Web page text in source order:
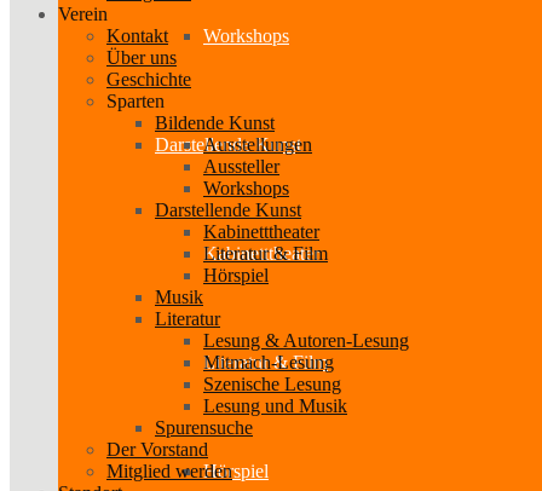
Workshops
Darstellende Kunst
Kabinetttheater
Literatur & Film
Hörspiel
Verein
Kontakt
Über uns
Geschichte
Sparten
Bildende Kunst
Ausstellungen
Aussteller
Workshops
Darstellende Kunst
Kabinetttheater
Literatur & Film
Hörspiel
Musik
Literatur
Lesung & Autoren-Lesung
Mitmach-Lesung
Szenische Lesung
Lesung und Musik
Spurensuche
Der Vorstand
Mitglied werden